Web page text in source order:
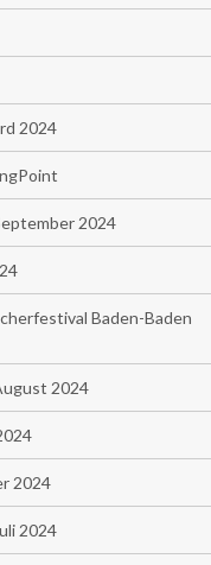
2024
2024
Baden-Baden
2024
2024
2024